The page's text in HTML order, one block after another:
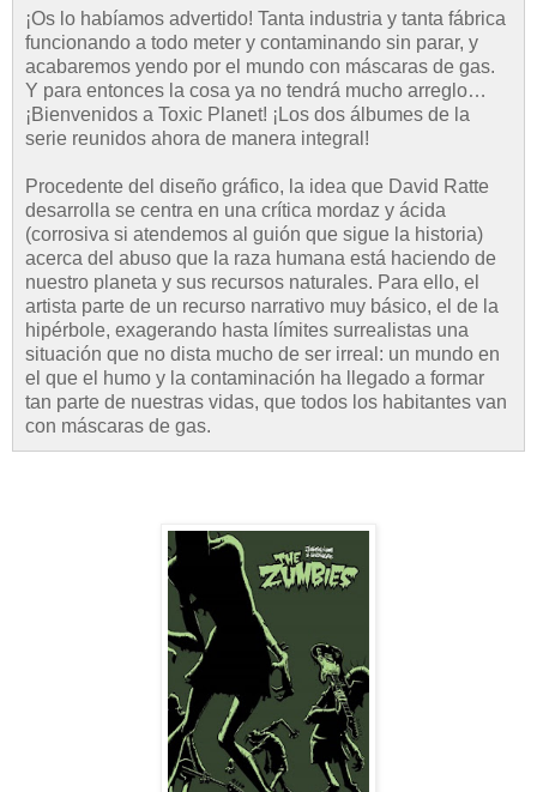
¡Os lo habíamos advertido! Tanta industria y tanta fábrica
funcionando a todo meter y contaminando sin parar, y
acabaremos yendo por el mundo con máscaras de gas.
Y para entonces la cosa ya no tendrá mucho arreglo…
¡Bienvenidos a Toxic Planet! ¡Los dos álbumes de la
serie reunidos ahora de manera integral!
Procedente del diseño gráfico, la idea que David Ratte
desarrolla se centra en una crítica mordaz y ácida
(corrosiva si atendemos al guión que sigue la historia)
acerca del abuso que la raza humana está haciendo de
nuestro planeta y sus recursos naturales. Para ello, el
artista parte de un recurso narrativo muy básico, el de la
hipérbole, exagerando hasta límites surrealistas una
situación que no dista mucho de ser irreal: un mundo en
el que el humo y la contaminación ha llegado a formar
tan parte de nuestras vidas, que todos los habitantes van
con máscaras de gas.